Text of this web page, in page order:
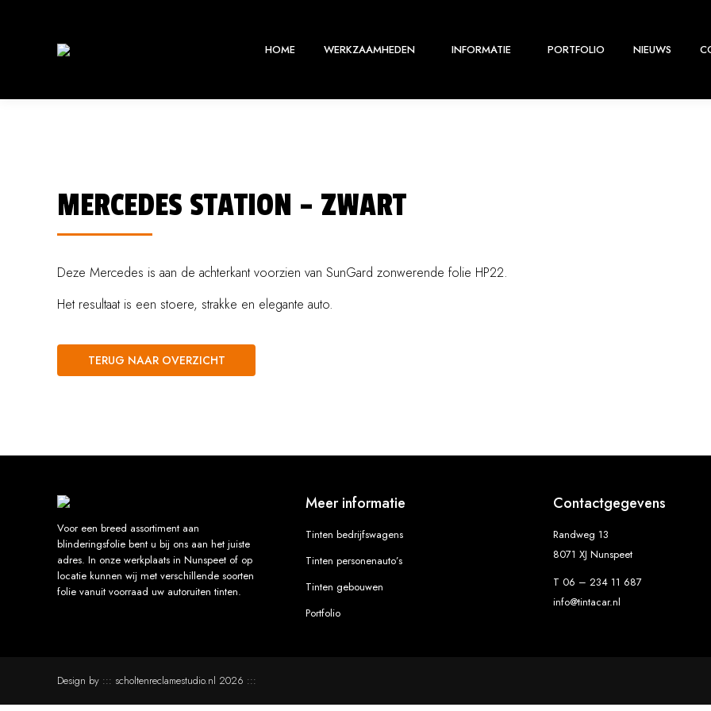
HOME WERKZAAMHEDEN INFORMATIE PORTFOLIO NIEUWS
MERCEDES STATION – ZWART
Deze Mercedes is aan de achterkant voorzien van SunGard zonwerende folie HP22.
Het resultaat is een stoere, strakke en elegante auto.
TERUG NAAR OVERZICHT
Voor een breed assortiment aan
blinderingsfolie bent u bij ons aan het juiste
adres. In onze werkplaats in Nunspeet of op
locatie kunnen wij met verschillende soorten
folie vanuit voorraad uw autoruiten tinten.
Meer informatie
Tinten bedrijfswagens
Tinten personenauto’s
Tinten gebouwen
Portfolio
Contactgegevens
Randweg 13
8071 XJ Nunspeet
T 06 – 234 11 687
info@tintacar.nl
Design by ::: scholtenreclamestudio.nl 2026 :::